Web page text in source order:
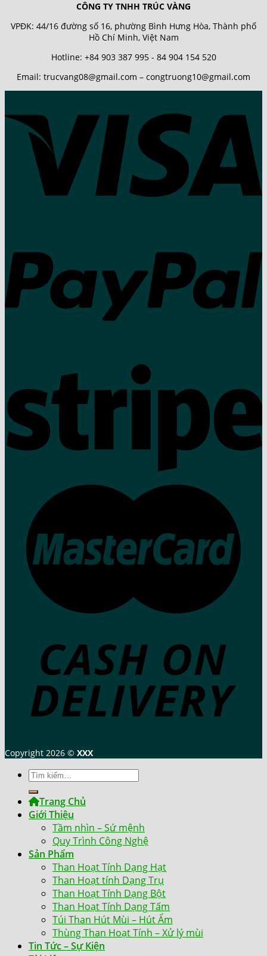
CÔNG TY TNHH TRÚC VÀNG
VPĐK: 44/16 đường số 16, phường Bình Hưng Hòa, Thành phố
Hồ Chí Minh, Việt Nam
Hotline: +84 903 387 995 - 84 904 154 520
Email: trucvang08@gmail.com – congtruong10@gmail.com
Copyright 2026 © XXX
Tìm
kiếm:
Trang Chủ
Giới Thiệu
Tầm nhìn – Sứ mệnh
Quy Trình Công Nghệ
Sản Phẩm
Than Hoạt Tính Dạng Hạt
Than Hoạt tính Dạng Trụ
Than Hoạt Tính Dạng Bột
Than Hoạt Tính Dạng Tấm
Túi Than Hút Mùi – Hút Ẩm
Thùng Than Hoạt Tính – Xử lý mùi
Tin Tức – Sự Kiện